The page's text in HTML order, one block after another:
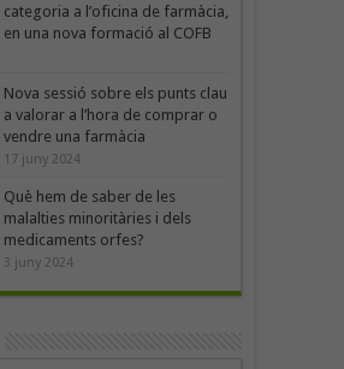
categoria a l’oficina de farmàcia,
en una nova formació al COFB
Nova sessió sobre els punts clau
a valorar a l’hora de comprar o
vendre una farmàcia
17 juny 2024
Què hem de saber de les
malalties minoritàries i dels
medicaments orfes?
3 juny 2024